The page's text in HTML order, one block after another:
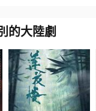
的大陸劇